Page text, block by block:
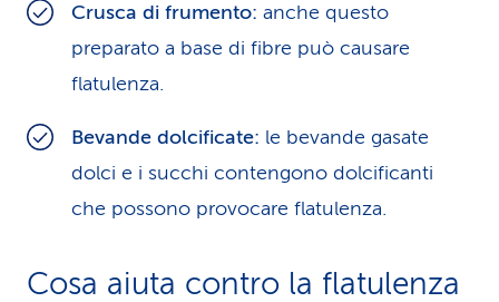
Crusca di frumento: anche questo
preparato a base di fibre può causare
flatulenza.
Bevande dolcificate: le bevande gasate
dolci e i succhi contengono dolcificanti
che possono provocare flatulenza.
Cosa aiuta contro la flatulenza